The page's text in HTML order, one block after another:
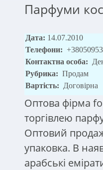
Парфуми
Дата: 14.07.2010
Телефони:
Контактна особа:
Рубрика: Продам
Вартість: Договірна
Оптова фірма
торгівлею
Оптовий
упаковка. В
арабські